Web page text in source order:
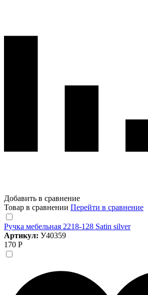
Добавить в сравнение
Товар в сравнении Перейти в сравнение
Ручка мебельная 2218-128 Satin silver
Артикул: У40359
170 Р